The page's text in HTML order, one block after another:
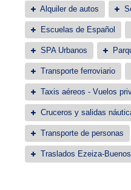
Alquiler de autos
Escuelas de Español
SPA Urbanos
Transporte ferroviario
Taxis aéreos - Vuelos
Cruceros y salidas
Transporte de personas
Traslados Ezeiza-